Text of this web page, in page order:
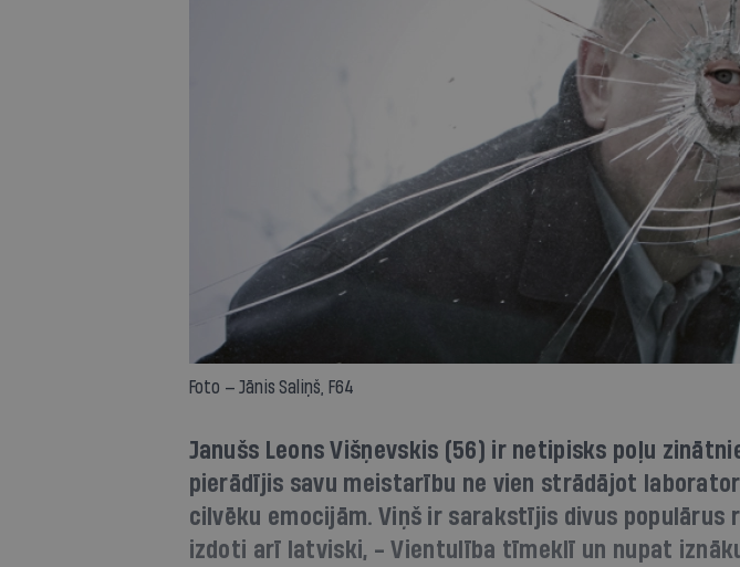
Foto — Jānis Saliņš, F64
Janušs Leons Višņevskis (56) ir netipisks poļu
pierādījis savu meistarību ne vien strādājot
cilvēku emocijām. Viņš ir sarakstījis divus populārus
izdoti arī latviski, - Vientulība tīmeklī un nupat